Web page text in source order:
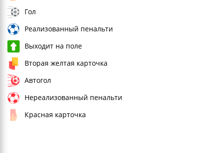
Гол
Реализованный пенальти
Выходит на поле
Вторая желтая карточка
Автогол
Нереализованный пенальти
Красная карточка